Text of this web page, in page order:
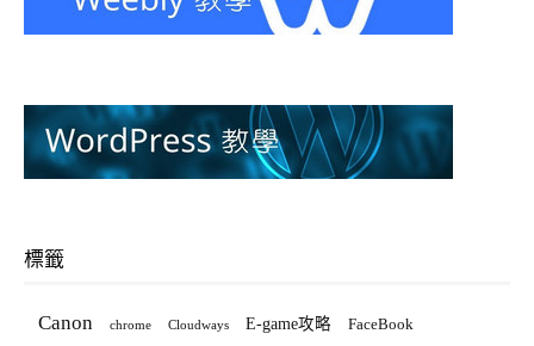
標籤
Canon chrome Cloudways E-game攻略 FaceBook